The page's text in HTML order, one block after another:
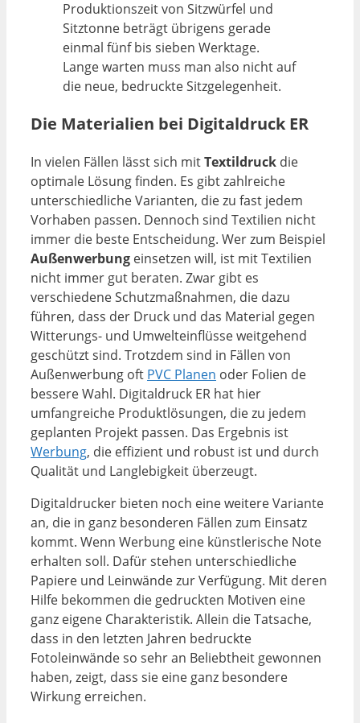
Produktionszeit von Sitzwürfel und
Sitztonne beträgt übrigens gerade
einmal fünf bis sieben Werktage.
Lange warten muss man also nicht auf
die neue, bedruckte Sitzgelegenheit.
Die Materialien bei Digitaldruck ER
In vielen Fällen lässt sich mitTextildruck die
optimale Lösung finden. Es gibt zahlreiche
unterschiedliche Varianten, die zu fast jedem
Vorhaben passen. Dennoch sind Textilien nicht
immer die beste Entscheidung. Wer zum Beispiel
Außenwerbung einsetzen will, ist mit Textilien
nicht immer gut beraten. Zwar gibt es
verschiedene Schutzmaßnahmen, die dazu
führen, dass der Druck und das Material gegen
Witterungs- und Umwelteinflüsse weitgehend
geschützt sind. Trotzdem sind in Fällen von
Außenwerbung oft PVC Planen oder Folien de
bessere Wahl. Digitaldruck ER hat hier
umfangreiche Produktlösungen, die zu jedem
geplanten Projekt passen. Das Ergebnis ist
Werbung, die effizient und robust ist und durch
Qualität und Langlebigkeit überzeugt.
Digitaldrucker bieten noch eine weitere Variante
an, die in ganz besonderen Fällen zum Einsatz
kommt. Wenn Werbung eine künstlerische Note
erhalten soll. Dafür stehen unterschiedliche
Papiere und Leinwände zur Verfügung. Mit deren
Hilfe bekommen die gedruckten Motiven eine
ganz eigene Charakteristik. Allein die Tatsache,
dass in den letzten Jahren bedruckte
Fotoleinwände so sehr an Beliebtheit gewonnen
haben, zeigt, dass sie eine ganz besondere
Wirkung erreichen.